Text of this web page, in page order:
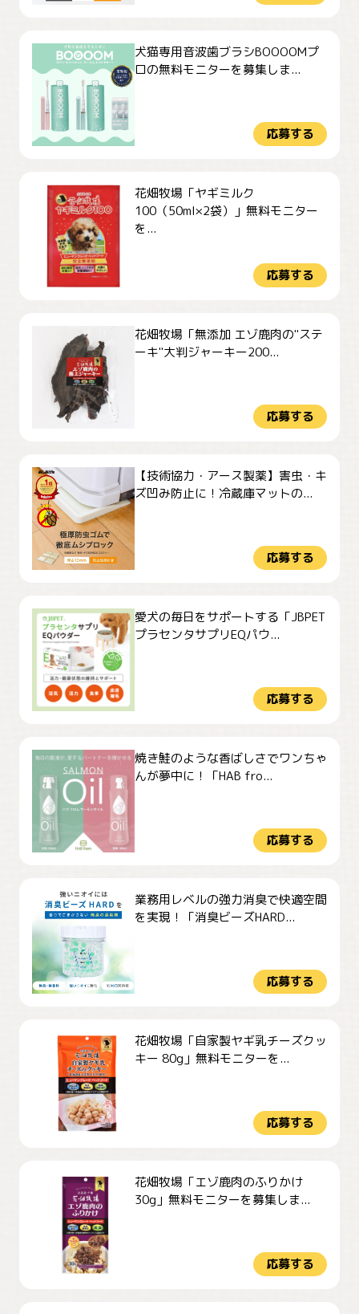
犬猫専用音波歯ブラシBOOOOMプ
ロの無料モニターを募集しま...
応募する
花畑牧場「ヤギミルク
100（50ml×2袋）」無料モニター
を...
応募する
花畑牧場「無添加 エゾ鹿肉の"ステ
ーキ"大判ジャーキー200...
応募する
【技術協力・アース製薬】害虫・キ
ズ凹み防止に！冷蔵庫マットの...
応募する
愛犬の毎日をサポートする「JBPET
プラセンタサプリEQパウ...
応募する
焼き鮭のような香ばしさでワンちゃ
んが夢中に！「HAB fro...
応募する
業務用レベルの強力消臭で快適空間
を実現！「消臭ビーズHARD...
応募する
花畑牧場「自家製ヤギ乳チーズクッ
キー 80g」無料モニターを...
応募する
花畑牧場「エゾ鹿肉のふりかけ
30g」無料モニターを募集しま...
応募する